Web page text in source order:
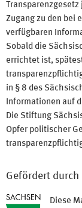
Zugang zu den bei
verfügbaren
Sobald die
errichtet ist,
in § 8 des
Informationen auf
Die Stiftung
Opfer politischer
Gefördert durch
Diese